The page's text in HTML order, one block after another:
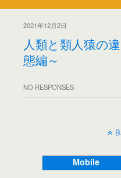
2021年12月2日
人類と類人猿の
態編～
NO RESPONSES
Mobile